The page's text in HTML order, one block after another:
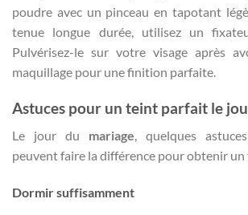
poudre avec un pinceau en tapotant
tenue longue durée, utilisez un
Pulvérisez-le sur votre visage après
maquillage pour une finition parfaite.
Astuces pour un teint parfait le
Le jour du mariage, quelques
peuvent faire la différence pour obtenir
Dormir suffisamment